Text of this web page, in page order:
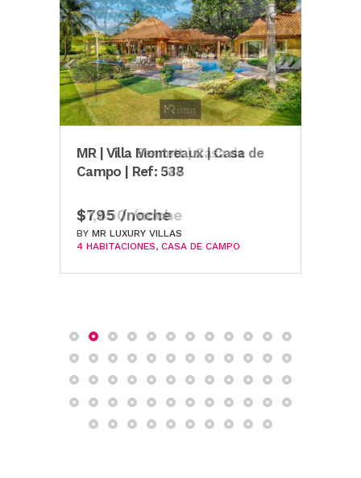
MR | Villa Bennett | Casa de
Campo | Ref: 347
$1,450 /noche
BY MR LUXURY VILLAS
4 HABITACIONES CASA DE CAMPO
MR | Villa Montreaux | Casa de
Campo | Ref: 538
$795 /noche
BY MR LUXURY VILLAS
4 HABITACIONES CASA DE CAMPO